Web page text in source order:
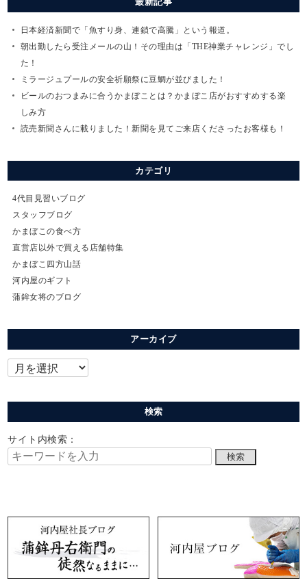
日本経済新聞で「魚すり身、連鎖で高騰」という報道。
朝出勤したら受注メールの山！その理由は「THE神業チャレンジ」でし
た！
ミラージュプールの安全祈願祭に豆鯛が並びました！
ビールのおつまみに合うかまぼことは？かまぼこ店がおすすめする楽
しみ方
読売新聞さんに載りました！新聞を見てご来店くださったお客様も！
カテゴリ
4代目見習いブログ
スタッフブログ
かまぼこの食べ方
直営店以外で買える店舗特集
かまぼこ四方山話
河内屋のギフト
蒲鉾女将のブログ
アーカイブ
検索
サイト内検索：